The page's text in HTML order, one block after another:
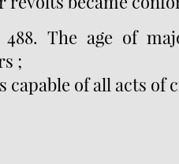
488. The age of
;
capable of all acts of